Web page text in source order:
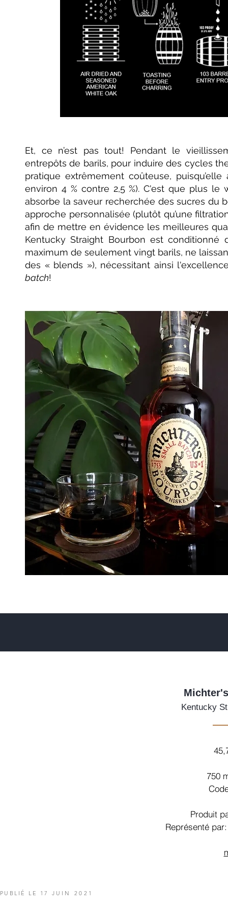
Et, ce n’est pas tout! Pendant le
entrepôts de barils, pour induire des cycles
pratique extrêmement coûteuse,
environ 4 % contre 2,5 %). C'est que plus
absorbe la saveur recherchée des sucres du
approche personnalisée (plutôt qu’une
afin de mettre en évidence les meilleures
Kentucky Straight Bourbon est
maximum de seulement vingt barils, ne
des « blends »), nécessitant ainsi
batch!
PUBLIÉ LE 17 JUIN 2021
Kentucky
750
Produit
Représenté